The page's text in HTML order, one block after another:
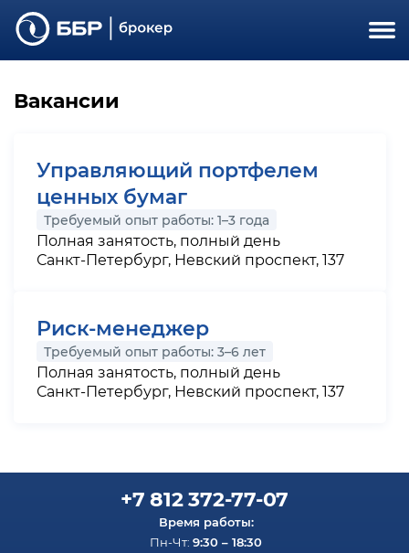
Вакансии
Управляющий портфелем
ценных бумаг
Требуемый опыт работы: 1–3 года
Полная занятость, полный день
Санкт-Петербург, Невский проспект, 137
Риск-менеджер
Требуемый опыт работы: 3–6 лет
Полная занятость, полный день
Санкт-Петербург, Невский проспект, 137
+7 812 372-77-07
Время работы:
Пн-Чт: 9:30 – 18:30